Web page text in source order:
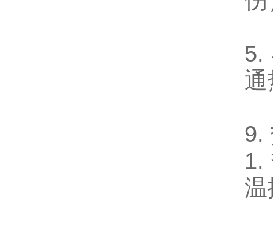
5.
9.
1.
温